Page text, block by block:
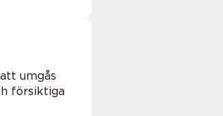
umgås
försiktiga